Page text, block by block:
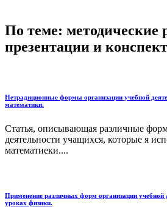
По теме: методические
презентации и
Нетрадиционные формы организации учебной
математики.
Статья, описывающая различные
деятельности учащихся, которые я
математиеки....
Применение различных форм организации учебной
уроках физики.